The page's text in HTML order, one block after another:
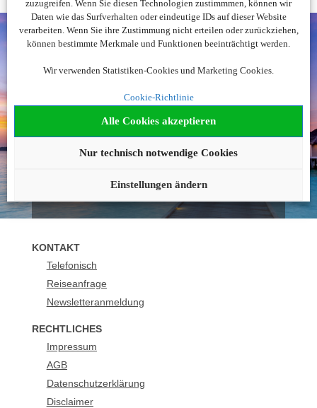
zuzugreifen. Wenn Sie diesen Technologien zustimmmen, können wir
Daten wie das Surfverhalten oder eindeutige IDs auf dieser Website
verarbeiten. Wenn Sie ihre Zustimmung nicht erteilen oder zurückziehen,
können bestimmte Merkmale und Funktionen beeinträchtigt werden.
Wir verwenden Statistiken-Cookies und Marketing Cookies.
Cookie-Richtlinie
Alle Cookies akzeptieren
Nur technisch notwendige Cookies
Einstellungen ändern
Noch nicht fündig
geworden?
Wir beraten Sie gerne!
089 21129165
buchung@urlaubsplus.de
KONTAKT
Telefonisch
Reiseanfrage
Newsletteranmeldung
RECHTLICHES
Impressum
AGB
Datenschutzerklärung
Disclaimer